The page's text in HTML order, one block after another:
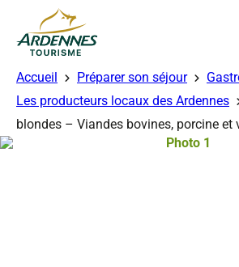
ADT des Ardennes
Accueil Préparer son séjour
Les producteurs locaux des Ardennes
blondes – Viandes bovines, porcine et
Photo 1, ©